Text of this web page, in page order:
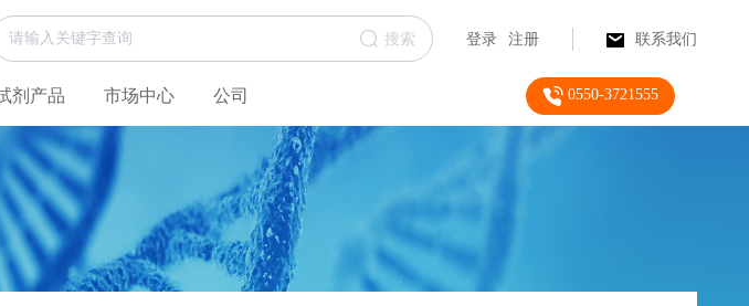
搜索 登录 注册 联系我们
剂产品 市场中心 公司 0550-3721555